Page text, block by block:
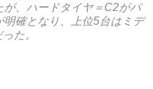
が、ハードタイヤ＝C2がパ
明確となり、上位5台はミデ
た。